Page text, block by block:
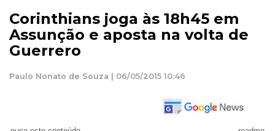
Corinthians joga às 18h45 em
Assunção e aposta na volta de
Guerrero
Paulo Nonato de Souza | 06/05/2015 10:46